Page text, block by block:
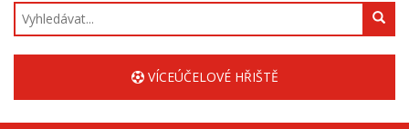
Hledat
VÍCEÚČELOVÉ HŘIŠTĚ